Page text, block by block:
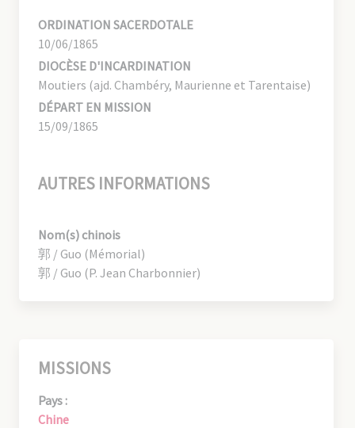
ORDINATION SACERDOTALE
10/06/1865
DIOCÈSE D'INCARDINATION
Moutiers (ajd. Chambéry, Maurienne et Tarentaise)
DÉPART EN MISSION
15/09/1865
AUTRES INFORMATIONS
Nom(s) chinois
郭 / Guo (Mémorial)
郭 / Guo (P. Jean Charbonnier)
MISSIONS
Pays :
Chine